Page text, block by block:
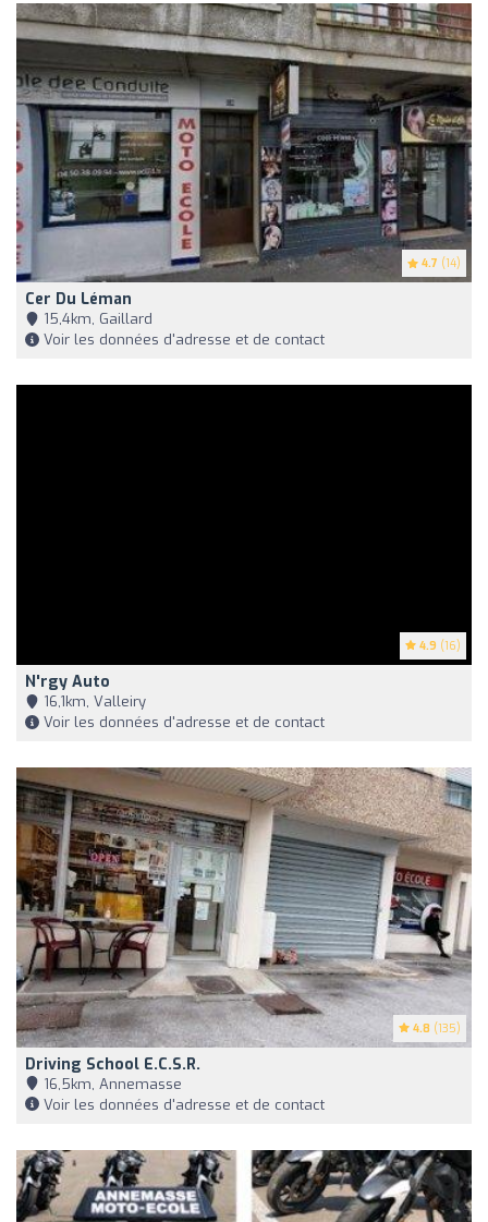
4.7 (14)
Cer Du Léman
15,4km, Gaillard
Voir les données d'adresse et de contact
4.9 (16)
N'rgy Auto
16,1km, Valleiry
Voir les données d'adresse et de contact
4.8 (135)
Driving School E.c.s.r.
16,5km, Annemasse
Voir les données d'adresse et de contact